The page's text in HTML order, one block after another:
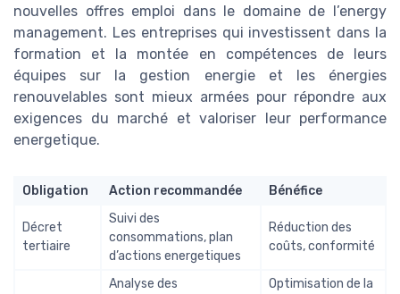
nouvelles offres emploi dans le domaine de l’energy
management. Les entreprises qui investissent dans la
formation et la montée en compétences de leurs
équipes sur la gestion energie et les énergies
renouvelables sont mieux armées pour répondre aux
exigences du marché et valoriser leur performance
energetique.
Obligation Action recommandée Bénéfice
Décret
tertiaire
Suivi des
consommations, plan
d’actions energetiques
Réduction des
coûts, conformité
Analyse des
Optimisation de la